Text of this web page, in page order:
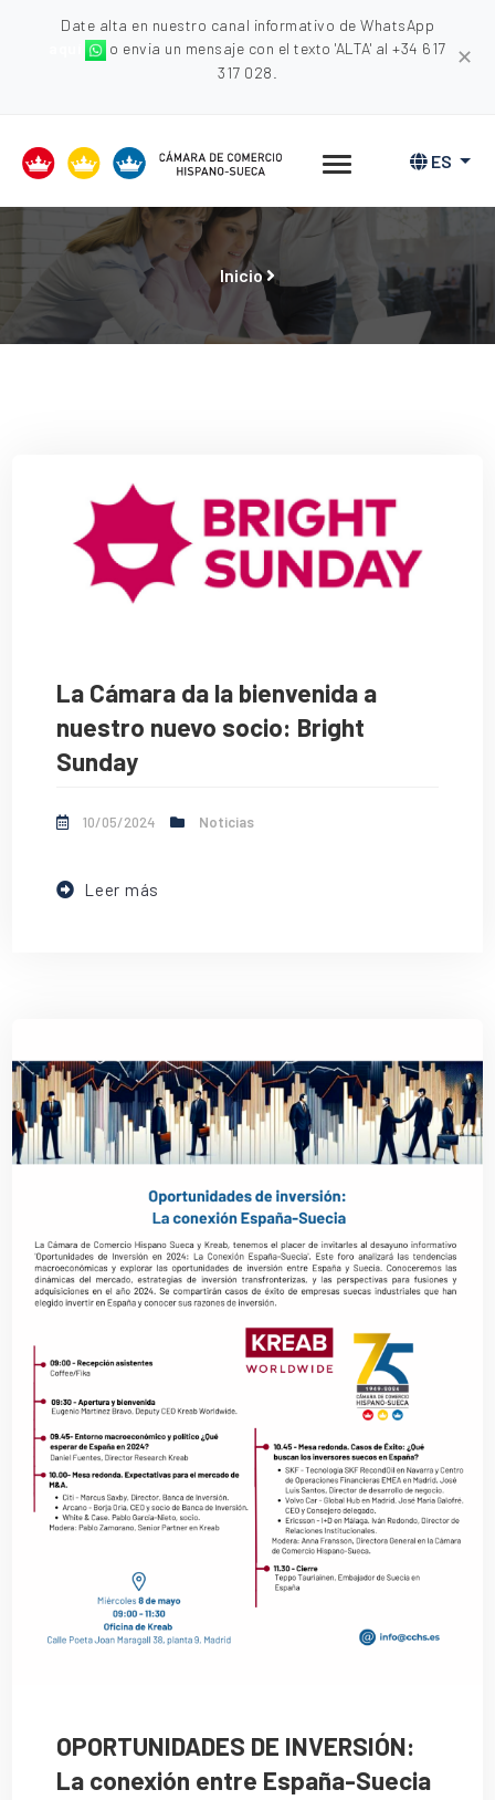
Date alta en nuestro canal informativo de WhatsApp
o envia un mensaje con el texto 'ALTA' al +34 617
317 028.
✕
ES
Inicio
La Cámara da la bienvenida a
nuestro nuevo socio: Bright
Sunday
10/05/2024 Noticias
Leer más
OPORTUNIDADES DE INVERSIÓN:
La conexión entre España-Suecia